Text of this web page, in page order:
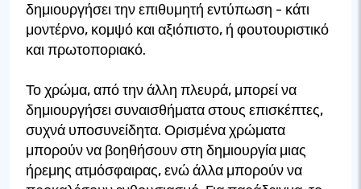
δημιουργήσει την επιθυμητή εντύπωση - κάτι
μοντέρνο, κομψό και αξιόπιστο, ή φουτουριστικό
και πρωτοποριακό.
Το χρώμα, από την άλλη πλευρά, μπορεί να
δημιουργήσει συναισθήματα στους επισκέπτες,
συχνά υποσυνείδητα. Ορισμένα χρώματα
μπορούν να βοηθήσουν στη δημιουργία μιας
ήρεμης ατμόσφαιρας, ενώ άλλα μπορούν να